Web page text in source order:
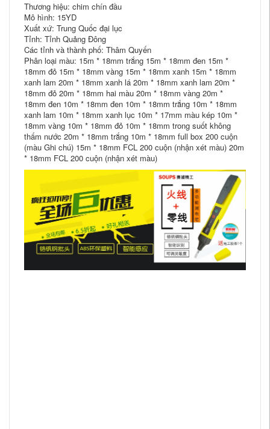
Thương hiệu: chim chín đầu
Mô hình: 15YD
Xuất xứ: Trung Quốc đại lục
Tỉnh: Tỉnh Quảng Đông
Các tỉnh và thành phố: Thâm Quyến
Phân loại màu: 15m * 18mm trắng 15m * 18mm đen 15m *
18mm đỏ 15m * 18mm vàng 15m * 18mm xanh 15m * 18mm
xanh lam 20m * 18mm xanh lá 20m * 18mm xanh lam 20m *
18mm đỏ 20m * 18mm hai màu 20m * 18mm vàng 20m *
18mm đen 10m * 18mm đen 10m * 18mm trắng 10m * 18mm
xanh lam 10m * 18mm xanh lục 10m * 17mm màu kép 10m *
18mm vàng 10m * 18mm đỏ 10m * 18mm trong suốt không
thấm nước 20m * 18mm trắng 10m * 18mm full box 200 cuộn
(màu Ghi chú) 15m * 18mm FCL 200 cuộn (nhận xét màu) 20m
* 18mm FCL 200 cuộn (nhận xét màu)